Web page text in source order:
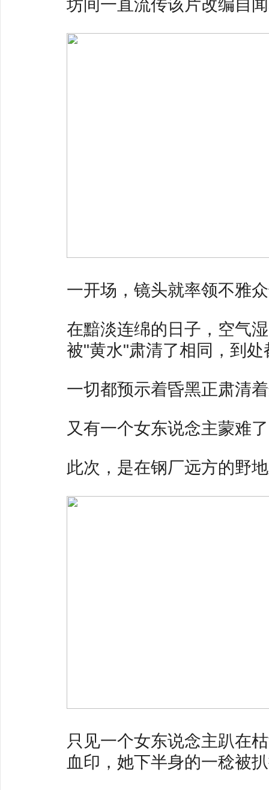
坊间一直流传该片改编自
一开场，镜头就率领不雅
在黯淡连绵的日子，空气
被"黄水"肃清了相同，到
一切都预示着昏黑正肃清
又有一个女东说念主蒙难
此次，是在钢厂远方的野
只见一个女东说念主趴在
血印，她下半身的一稔被